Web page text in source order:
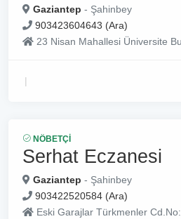
Gaziantep - Şahinbey
903423604643 (Ara)
23 Nisan Mahallesi Üniversite
NÖBETÇI
Serhat Eczanesi
Gaziantep - Şahinbey
903422520584 (Ara)
Eski Garajlar Türkmenler